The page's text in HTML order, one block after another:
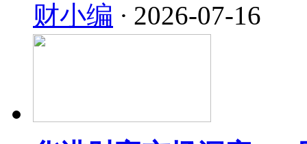
财小编 · 2026-07-16